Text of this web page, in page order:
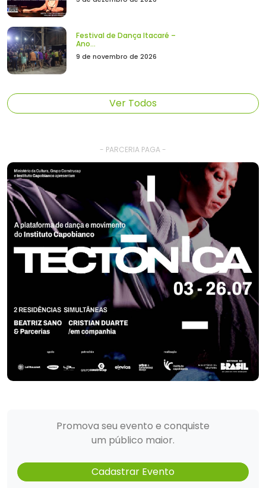
Festival de Dança Itacaré –
Ano...
9 de novembro de 2026
Ver Todos
- PARCERIA PAGA -
Promova seu evento e conquiste
um público maior.
Cadastrar Evento